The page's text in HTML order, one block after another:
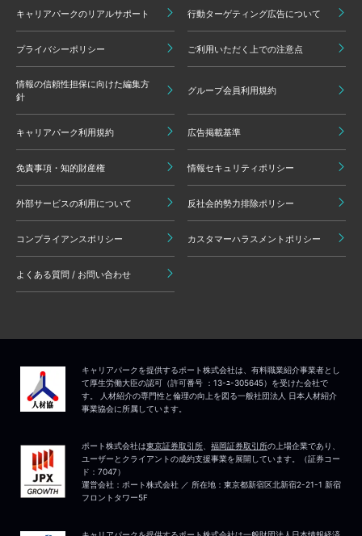
キャリアパークのリアルサポート 行動ターゲティング広告について
プライバシーポリシー ご利用いただく上での注意点
情報の信頼性担保に向けた編集方
針
グループ会員利用規約
キャリアパーク利用規約 広告掲載基準
免責事項・知的財産権 情報セキュリティポリシー
外部サービスの利用について 反社会的勢力排除ポリシー
コンプライアンスポリシー カスタマーハラスメントポリシー
よくある質問 / お問い合わせ